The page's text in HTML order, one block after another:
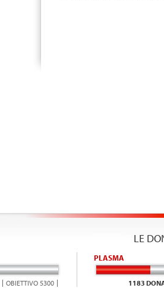
LE
OBIETTIVO 5300
PLASMA
1183